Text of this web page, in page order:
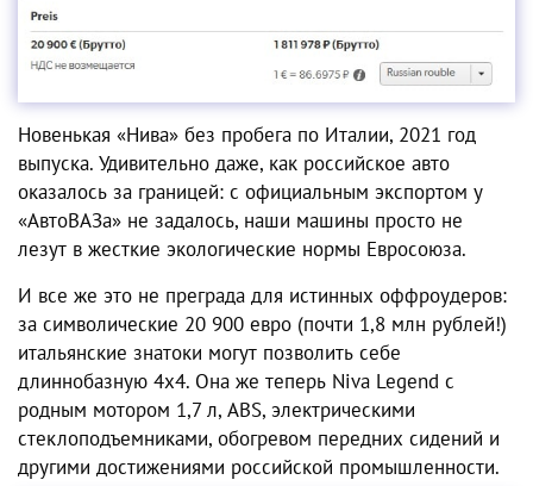
Новенькая «Нива» без пробега по Италии, 2021 год
выпуска. Удивительно даже, как российское авто
оказалось за границей: с официальным экспортом у
«АвтоВАЗа» не задалось, наши машины просто не
лезут в жесткие экологические нормы Евросоюза.
И все же это не преграда для истинных оффроудеров:
за символические 20 900 евро (почти 1,8 млн рублей!)
итальянские знатоки могут позволить себе
длиннобазную 4х4. Она же теперь Niva Legend с
родным мотором 1,7 л, ABS, электрическими
стеклоподъемниками, обогревом передних сидений и
другими достижениями российской промышленности.